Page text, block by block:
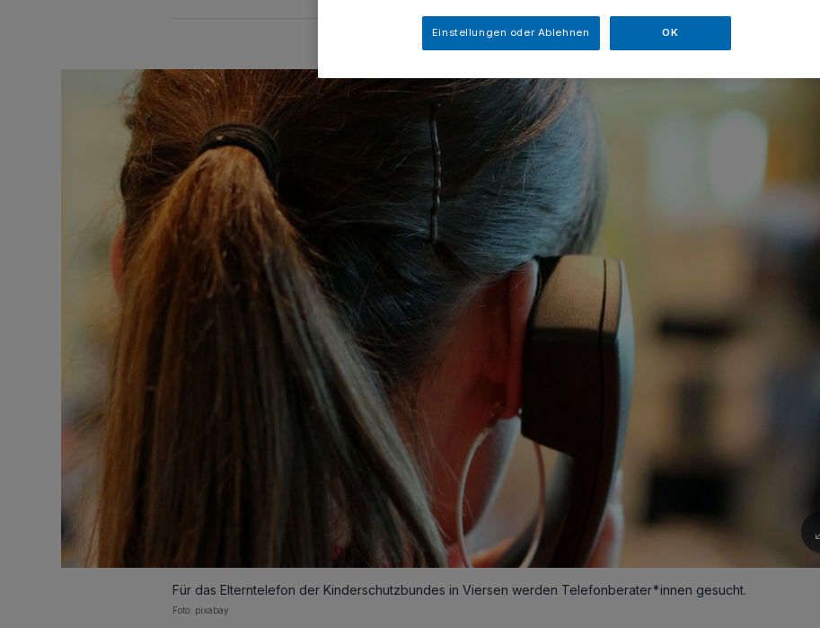
Für das Elterntelefon der Kinderschutzbundes in Viersen werden Telefonberater*innen gesucht.
Foto: pixabay
Einstellungen oder Ablehnen OK